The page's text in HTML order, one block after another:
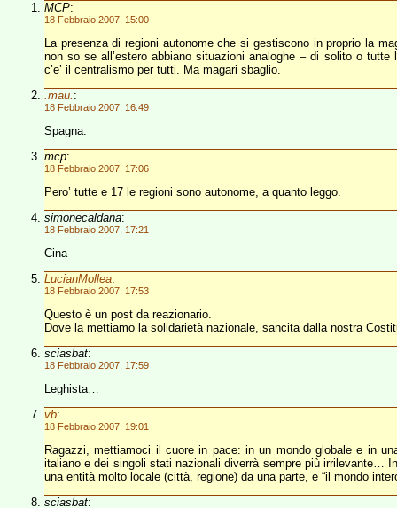
MCP:
18 Febbraio 2007, 15:00
La presenza di regioni autonome che si gestiscono in proprio la
non so se all’estero abbiano situazioni analoghe – di solito o
c’e’ il centralismo per tutti. Ma magari sbaglio.
.mau. :
18 Febbraio 2007, 16:49
Spagna.
mcp:
18 Febbraio 2007, 17:06
Pero’ tutte e 17 le regioni sono autonome, a quanto leggo.
simonecaldana:
18 Febbraio 2007, 17:21
Cina
LucianMollea:
18 Febbraio 2007, 17:53
Questo è un post da reazionario.
Dove la mettiamo la solidarietà nazionale, sancita dalla nostra
sciasbat:
18 Febbraio 2007, 17:59
Leghista…
vb:
18 Febbraio 2007, 19:01
Ragazzi, mettiamoci il cuore in pace: in un mondo globale e in
italiano e dei singoli stati nazionali diverrà sempre più irrilevante…
una entità molto locale (città, regione) da una parte, e “il mondo
sciasbat: